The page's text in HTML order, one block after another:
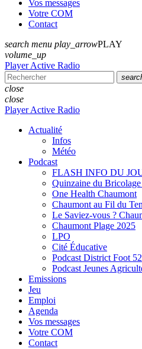
Vos messages
Votre COM
Contact
search menu play_arrowPLAY
volume_up
Player Active Radio
close
close
Player Active Radio
Actualité
Infos
Météo
Podcast
FLASH INFO DU
Quinzaine du
One Health Chaumont
Chaumont au Fil du
Le Saviez-vous ?
Chaumont Plage 2025
LPO
Cité Éducative
Podcast District Foot 52
Podcast Jeunes
Emissions
Jeu
Emploi
Agenda
Vos messages
Votre COM
Contact